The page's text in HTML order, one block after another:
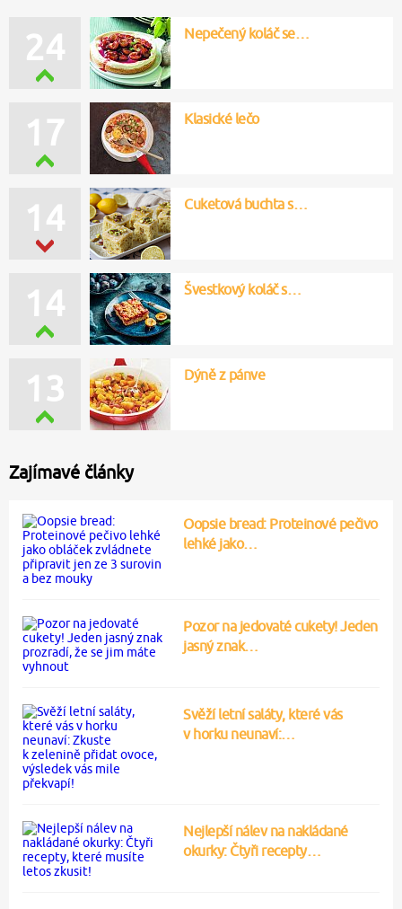
24 Nepečený koláč se…
17 Klasické lečo
14 Cuketová buchta s…
13 Dýně z pánve
14 Švestkový koláč s…
Zajímavé články
Oopsie bread: Proteinové pečivo
lehké jako…
Pozor na jedovaté cukety! Jeden
jasný znak…
Svěží letní saláty, které vás
v horku neunaví:…
Nejlepší nálev na nakládané
okurky: Čtyři recepty…